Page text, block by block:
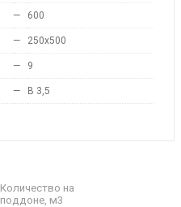
— 600
— 250x500
— 9
— B 3,5
Количество на
поддоне, м3